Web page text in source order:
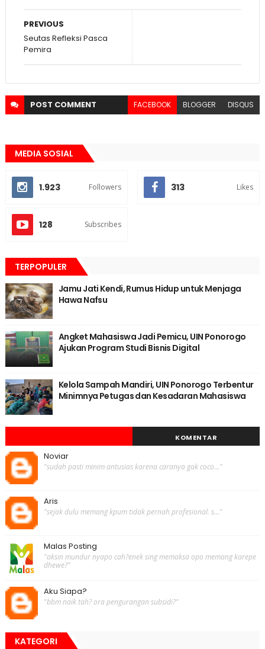
PREVIOUS
Seutas Refleksi Pasca
Pemira
POST COMMENT FACEBOOK BLOGGER DISQUS
MEDIA SOSIAL
1.923 Followers 313 Likes
128 Subscribes
TERPOPULER
Jamu Jati Kendi, Rumus Hidup untuk Menjaga
Hawa Nafsu
Angket Mahasiswa Jadi Pemicu, UIN Ponorogo
Ajukan Program Studi Bisnis Digital
Kelola Sampah Mandiri, UIN Ponorogo Terbentur
Minimnya Petugas dan Kesadaran Mahasiswa
KOMENTAR
Noviar
"sudah pasti minim antusias karena caranya gak coco..."
Aris
"sejak dulu memang kpum tidak pernah profesional. s..."
Malas Posting
"aksin mundur nyapo cah?enek sing memaksa opo memang karepe
dhewe?"
Aku Siapa?
"bbm naik tah? ora pengurangan subsidi?"
KATEGORI